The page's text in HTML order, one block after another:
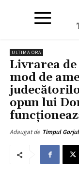
ULTIMA ORA
Livrarea de
mod de
opun lui
Adaugat de Timpul